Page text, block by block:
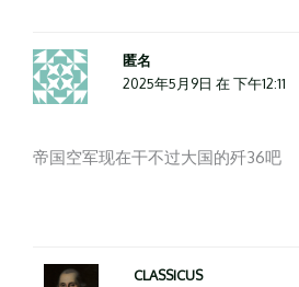
匿名
2025年5月9日 在 下午12:11
帝国空军现在干不过大国的歼36吧
CLASSICUS